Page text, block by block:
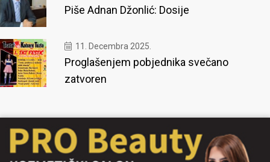
Piše Adnan Džonlić: Dosije
11. Decembra 2025.
Proglašenjem pobjednika svečano
zatvoren